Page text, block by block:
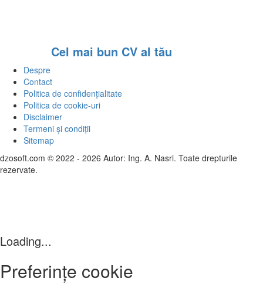
Cel mai bun CV al tău
Despre
Contact
Politica de confidențialitate
Politica de cookie-uri
Disclaimer
Termeni și condiții
Sitemap
dzosoft.com © 2022 - 2026 Autor: Ing. A. Nasri. Toate drepturile
rezervate.
Loading...
Preferințe cookie